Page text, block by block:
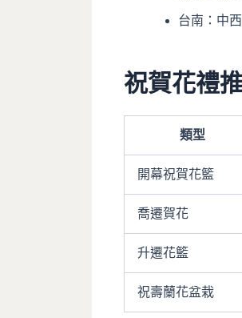
台南：中
祝賀花禮
類型
開幕祝賀花籃
喬遷賀花
升遷花籃
祝壽蘭花盆栽